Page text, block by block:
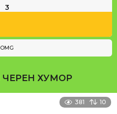
3
OMG
ЧЕРЕН ХУМОР
381 10